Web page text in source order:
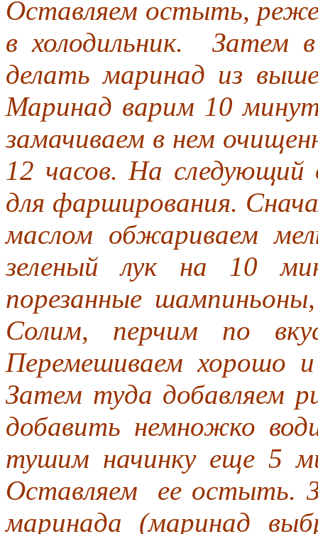
Оставляем остыть,
в холодильник. Затем
делать маринад из выше
Маринад варим 10
замачиваем в нем
12 часов. На следующий
для фарширования.
маслом обжариваем
зеленый лук на 10
порезанные
Солим, перчим по
Перемешиваем хорошо
Затем туда добавляем
добавить немножко
тушим начинку еще 5
Оставляем ее остыть.
маринада (маринад